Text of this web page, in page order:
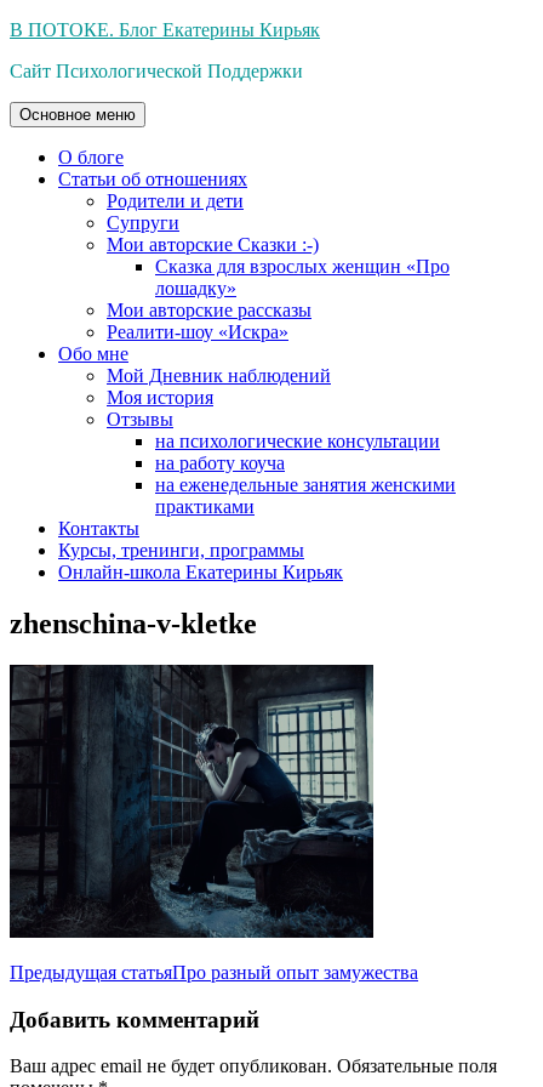
Перейти
содержимому
В ПОТОКЕ. Блог Екатерины Кирьяк
Сайт Психологической Поддержки
Основное меню
О блоге
Статьи об отношениях
Родители и дети
Супруги
Мои авторские Сказки :-)
Сказка для взрослых женщин «Про
лошадку»
Мои авторские рассказы
Реалити-шоу «Искра»
Обо мне
Мой Дневник наблюдений
Моя история
Отзывы
на психологические консультации
на работу коуча
на еженедельные занятия женскими
практиками
Контакты
Курсы, тренинги, программы
Онлайн-школа Екатерины Кирьяк
zhenschina-v-kletke
Навигация
по
записям
Предыдущая статьяПро разный опыт замужества
Добавить комментарий
Ваш адрес email не будет опубликован. Обязательные поля